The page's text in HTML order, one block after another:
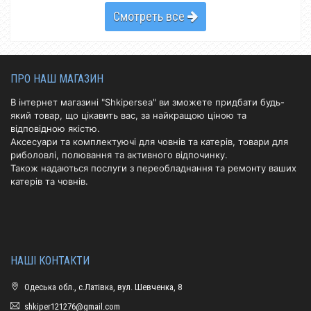
Смотреть все
ПРО НАШ МАГАЗИН
В інтернет магазині "Shkipersea" ви зможете придбати будь-
який товар, що цікавить вас, за найкращою ціною та
відповідною якістю.
Аксесуари та комплектуючі для човнів та катерів, товари для
риболовлі, полювання та активного відпочинку.
Також надаються послуги з переобладнання та ремонту ваших
катерів та човнів.
НАШІ КОНТАКТИ
Одеська обл., с.Латівка, вул. Шевченка, 8
shkiper121276@gmail.com